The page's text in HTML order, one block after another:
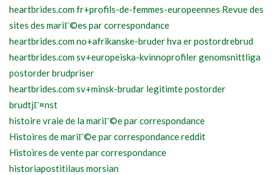
heartbrides.com fr+profils-de-femmes-europeennes Revue des
sites des mariГ©es par correspondance
heartbrides.com no+afrikanske-bruder hva er postordrebrud
heartbrides.com sv+europeiska-kvinnoprofiler genomsnittliga
postorder brudpriser
heartbrides.com sv+minsk-brudar legitimte postorder
brudtjГ¤nst
histoire vraie de la mariГ©e par correspondance
Histoires de mariГ©e par correspondance reddit
Histoires de vente par correspondance
historiapostitilaus morsian